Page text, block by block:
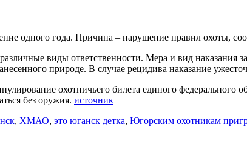
одного года. Причина – нарушение правил охоты,
виды ответственности. Мера и вид наказания
природе. В случае рецидива наказание
охотничьего билета единого федерального
без оружия. источник
, ХМАО, это юганск детка, Югорским охотникам